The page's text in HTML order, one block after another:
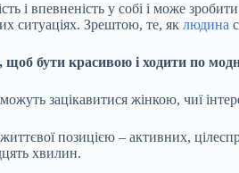
і впевненість у собі і може
ситуаціях. Зрештою, те, як людина
щоб бути красивою і ходити по
зацікавитися жінкою, чиї
позицією – активних,
хвилин.